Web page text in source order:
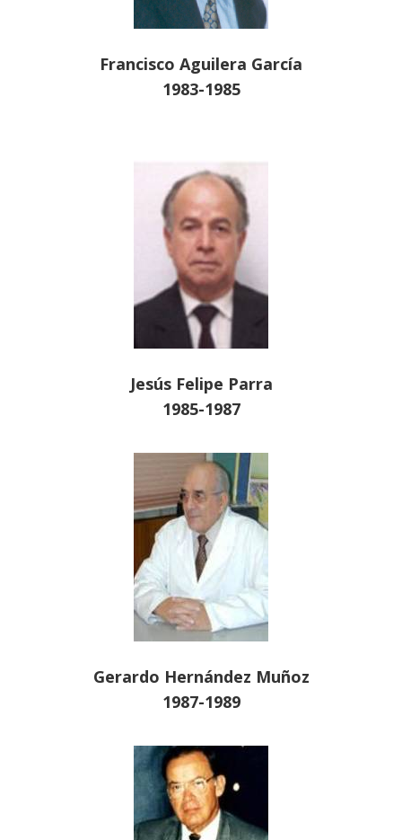
Francisco Aguilera García
1983-1985
Jesús Felipe Parra
1985-1987
Gerardo Hernández Muñoz
1987-1989